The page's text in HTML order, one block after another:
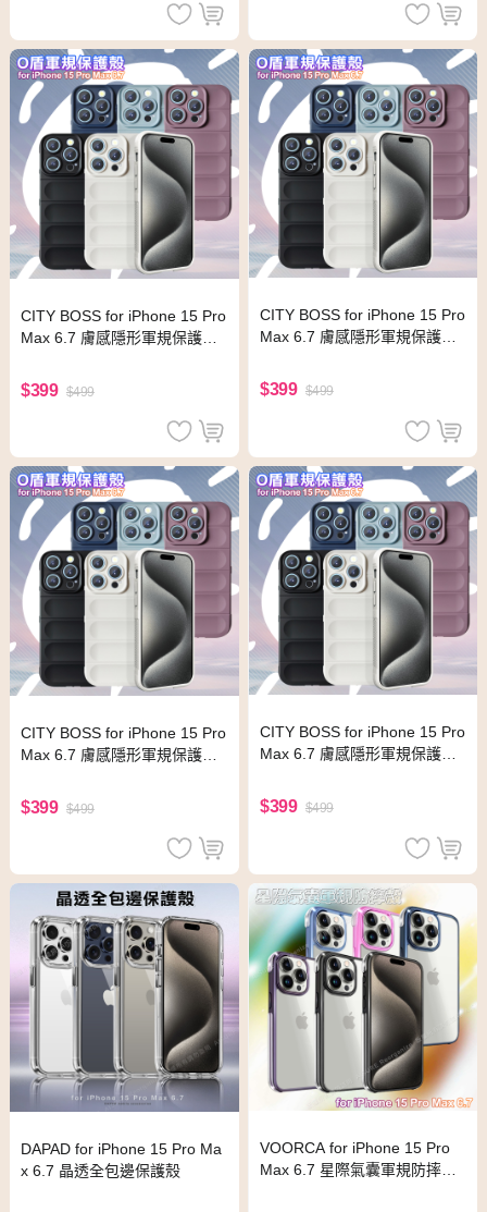
CITY BOSS for iPhone 15 Pro
Max 6.7 膚感隱形軍規保護殼 -
$399 $499
CITY BOSS for iPhone 15 Pro
Max 6.7 膚感隱形軍規保護殼
$399 $499
CITY BOSS for iPhone 15 Pro
Max 6.7 膚感隱形軍規保護殼 -
$399 $499
CITY BOSS for iPhone 15 Pro
Max 6.7 膚感隱形軍規保護殼
$399 $499
DAPAD for iPhone 15 Pro Ma
x 6.7 晶透全包邊保護殼
VOORCA for iPhone 15 Pro
Max 6.7 星際氣囊軍規防摔殼